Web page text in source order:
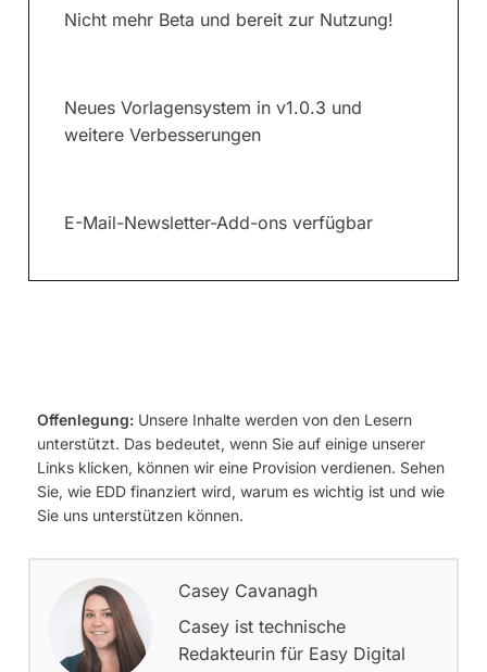
Nicht mehr Beta und bereit zur Nutzung!
Neues Vorlagensystem in v1.0.3 und
weitere Verbesserungen
E-Mail-Newsletter-Add-ons verfügbar
Offenlegung: Unsere Inhalte werden von den Lesern
unterstützt. Das bedeutet, wenn Sie auf einige unserer
Links klicken, können wir eine Provision verdienen. Sehen
Sie, wie EDD finanziert wird, warum es wichtig ist und wie
Sie uns unterstützen können.
Casey Cavanagh
Casey ist technische
Redakteurin für Easy Digital